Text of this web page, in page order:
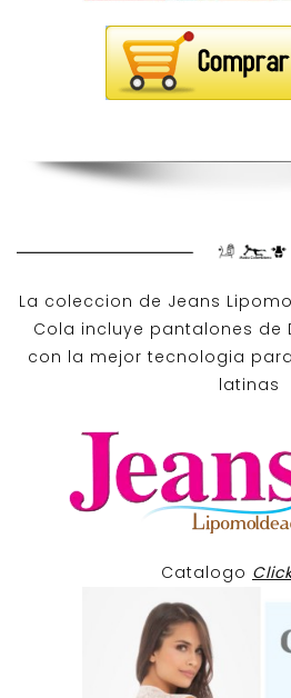
La coleccion de Jeans
Cola incluye pantalones de
con la mejor tecnologia
latinas
Catalogo